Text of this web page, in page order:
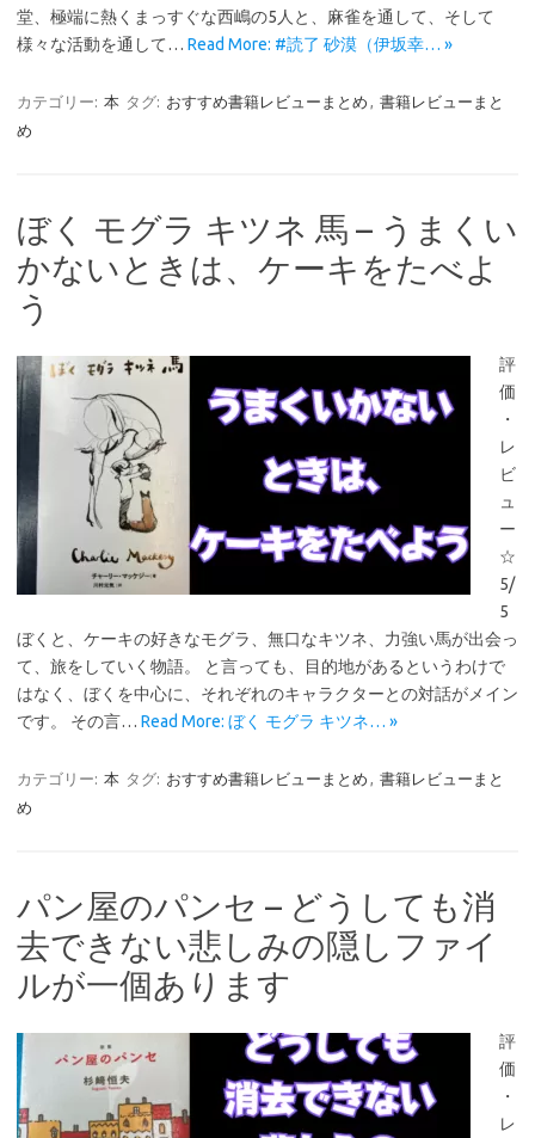
堂、極端に熱くまっすぐな西嶋の5人と、麻雀を通して、そして
様々な活動を通して… Read More: #読了 砂漠（伊坂幸… »
カテゴリー: 本 タグ: おすすめ書籍レビューまとめ , 書籍レビューまと
め
ぼく モグラ キツネ 馬 – うまくい
かないときは、ケーキをたべよ
う
評
価
・
レ
ビ
ュ
ー
☆
5/
5
ぼくと、ケーキの好きなモグラ、無口なキツネ、力強い馬が出会っ
て、旅をしていく物語。 と言っても、目的地があるというわけで
はなく、ぼくを中心に、それぞれのキャラクターとの対話がメイン
です。 その言… Read More: ぼく モグラ キツネ… »
カテゴリー: 本 タグ: おすすめ書籍レビューまとめ , 書籍レビューまと
め
パン屋のパンセ – どうしても消
去できない悲しみの隠しファイ
ルが一個あります
評
価
・
レ